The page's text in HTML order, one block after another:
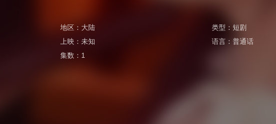
地区： 大陆 类型： 短剧
上映：未知 语言： 普通话
集数： 1